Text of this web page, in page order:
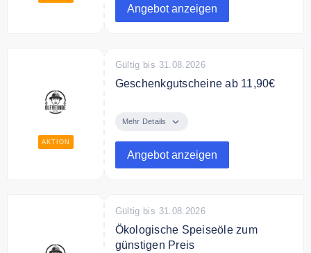
Angebot anzeigen
AKTION
Gültig bis 31.08.2026
Geschenkgutscheine ab 11,90€
ab 11,90€ von Ölfreunde.
Mehr Details
Angebot anzeigen
Gültig bis 31.08.2026
Ökologische Speiseöle zum
günstigen Preis